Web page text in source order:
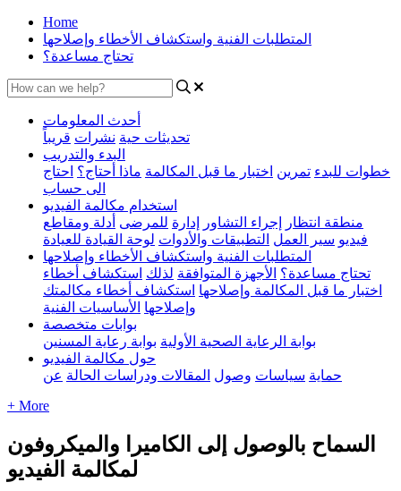
Home
المتطلبات الفنية واستكشاف الأخطاء وإصلاحها
تحتاج مساعدة؟
أحدث المعلومات
تحديثات حية نشرات قريباً
البدء والتدريب
خطوات للبدء تمرين اختبار ما قبل المكالمة ماذا أحتاج؟ احتاج
الى حساب
استخدام مكالمة الفيديو
منطقة انتظار
إجراء التشاور إدارة للمرضى أدلة ومقاطع
فيديو سير العمل التطبيقات والأدوات لوحة القيادة للعيادة
المتطلبات الفنية واستكشاف الأخطاء وإصلاحها
تحتاج مساعدة؟ الأجهزة المتوافقة لذلك استكشاف أخطاء
اختبار ما قبل المكالمة وإصلاحها استكشاف أخطاء مكالمتك
وإصلاحها الأساسيات الفنية
بوابات متخصصة
بوابة الرعاية الصحية الأولية بوابة رعاية المسنين
حول مكالمة الفيديو
حماية سياسات وصول المقالات ودراسات الحالة عن
+ More
السماح بالوصول إلى الكاميرا والميكروفون
لمكالمة الفيديو